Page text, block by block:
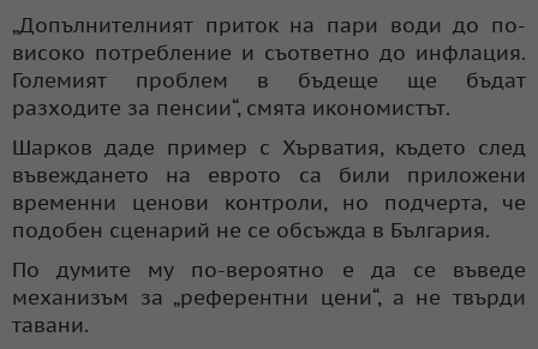
„Допълнителният приток на пари води до по-
високо потребление и съответно до инфлация.
Големият проблем в бъдеще ще бъдат
разходите за пенсии“, смята икономистът.
Шарков даде пример с Хърватия, където след
въвеждането на еврото са били приложени
временни ценови контроли, но подчерта, че
подобен сценарий не се обсъжда в България.
По думите му по-вероятно е да се въведе
механизъм за „референтни цени“, а не твърди
тавани.